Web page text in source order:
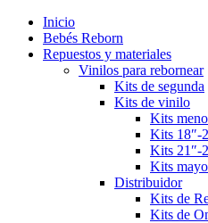
Inicio
Bebés Reborn
Repuestos y materiales
Vinilos para rebornear
Kits de segunda
Kits de vinilo
Kits
Kits 18″-
Kits 21″-
Kits
Distribuidor
Kits de
Kits de